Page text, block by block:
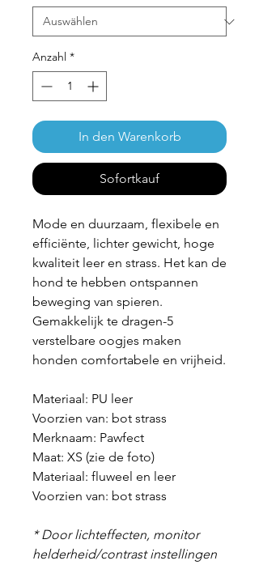
Anzahl *
In den Warenkorb
Sofortkauf
Mode en duurzaam, flexibele en
efficiënte, lichter gewicht, hoge
kwaliteit leer en strass. Het kan de
hond te hebben ontspannen
beweging van spieren.
Gemakkelijk te dragen-5
verstelbare oogjes maken
honden comfortabele en vrijheid.
Materiaal: PU leer
Voorzien van: bot strass
Merknaam: Pawfect
Maat: XS (zie de foto)
Materiaal: fluweel en leer
Voorzien van: bot strass
* Door lichteffecten, monitor
helderheid/contrast instellingen